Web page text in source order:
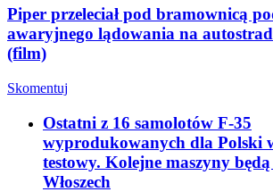
Piper przeleciał pod bramownicą
awaryjnego lądowania na
(film)
Skomentuj
Ostatni z 16 samolotów F-35
wyprodukowanych dla Polski
testowy. Kolejne maszyny
Włoszech